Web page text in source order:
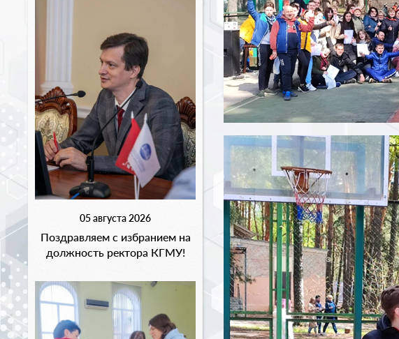
05 августа 2026
Поздравляем с избранием на
должность ректора КГМУ!